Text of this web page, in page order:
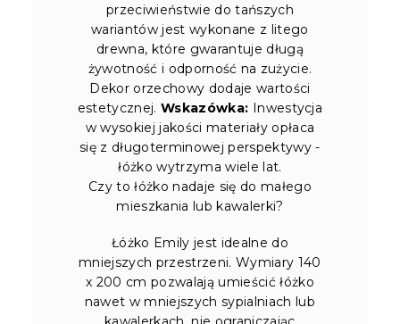
przeciwieństwie do tańszych
wariantów jest wykonane z litego
drewna, które gwarantuje długą
żywotność i odporność na zużycie.
Dekor orzechowy dodaje wartości
estetycznej.Wskazówka: Inwestycja
w wysokiej jakości materiały opłaca
się z długoterminowej perspektywy -
łóżko wytrzyma wiele lat.
Czy to łóżko nadaje się do małego
mieszkania lub kawalerki?
Łóżko Emily jest idealne do
mniejszych przestrzeni. Wymiary 140
x 200 cm pozwalają umieścić łóżko
nawet w mniejszych sypialniach lub